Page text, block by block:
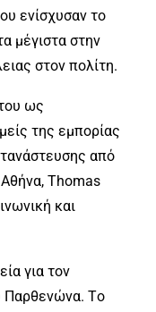
ενίσχυσαν το
μέγιστα στην
στον πολίτη.
ως
της εμπορίας
από
Thomas
και
για τον
Παρθενώνα. Tο